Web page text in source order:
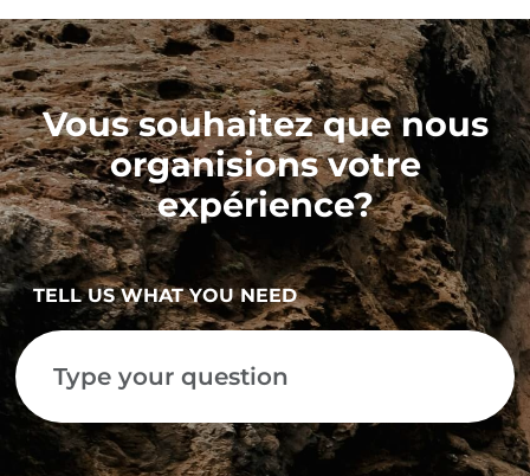
Vous souhaitez que nous
organisions votre
expérience?
TELL US WHAT YOU NEED